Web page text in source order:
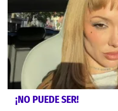
¡NO PUEDE SER!